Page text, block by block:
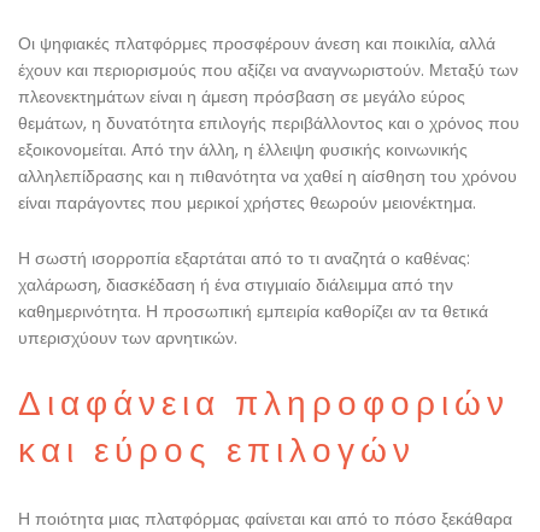
Οι ψηφιακές πλατφόρμες προσφέρουν άνεση και ποικιλία, αλλά
έχουν και περιορισμούς που αξίζει να αναγνωριστούν. Μεταξύ των
πλεονεκτημάτων είναι η άμεση πρόσβαση σε μεγάλο εύρος
θεμάτων, η δυνατότητα επιλογής περιβάλλοντος και ο χρόνος που
εξοικονομείται. Από την άλλη, η έλλειψη φυσικής κοινωνικής
αλληλεπίδρασης και η πιθανότητα να χαθεί η αίσθηση του χρόνου
είναι παράγοντες που μερικοί χρήστες θεωρούν μειονέκτημα.
Η σωστή ισορροπία εξαρτάται από το τι αναζητά ο καθένας:
χαλάρωση, διασκέδαση ή ένα στιγμιαίο διάλειμμα από την
καθημερινότητα. Η προσωπική εμπειρία καθορίζει αν τα θετικά
υπερισχύουν των αρνητικών.
Διαφάνεια πληροφοριών
και εύρος επιλογών
Η ποιότητα μιας πλατφόρμας φαίνεται και από το πόσο ξεκάθαρα